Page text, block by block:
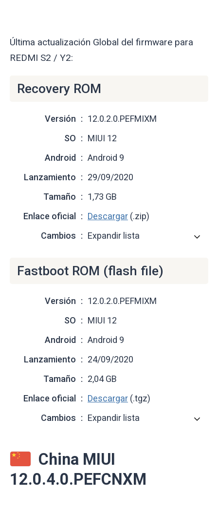
Última actualización Global del firmware para
REDMI S2 / Y2:
Recovery ROM
Versión
12.0.2.0.PEFMIXM
SO
MIUI 12
Android
Android 9
Lanzamiento
29/09/2020
Tamaño
1,73 GB
Enlace oficial
Descargar (.zip)
Cambios
Expandir lista
Fastboot ROM (flash file)
Versión
12.0.2.0.PEFMIXM
SO
MIUI 12
Android
Android 9
Lanzamiento
24/09/2020
Tamaño
2,04 GB
Enlace oficial
Descargar (.tgz)
Cambios
Expandir lista
China MIUI
12.0.4.0.PEFCNXM